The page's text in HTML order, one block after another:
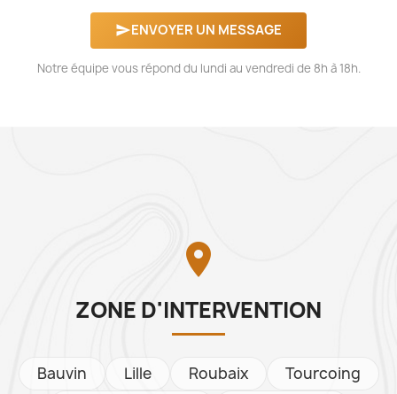
sendENVOYER UN MESSAGE
Notre équipe vous répond du lundi au vendredi de 8h à 18h.

ZONE D'INTERVENTION
Bauvin Lille Roubaix
Tourcoing